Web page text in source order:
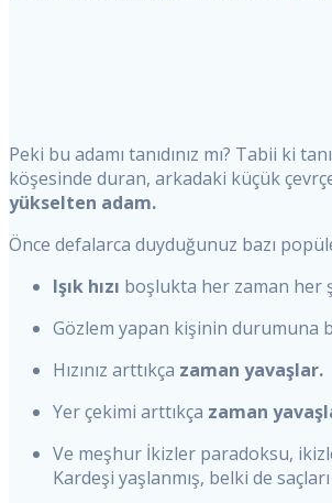
Peki bu adamı tanıdınız mı? Tabii ki
köşesinde duran, arkadaki küçük
yükselten adam.
Önce defalarca duyduğunuz bazı
Işık hızı boşlukta her zaman her
Gözlem yapan kişinin durumuna
Hızınız arttıkça zaman yavaşlar.
Yer çekimi arttıkça zaman
Ve meşhur İkizler paradoksu,
Kardeşi yaşlanmış, belki de